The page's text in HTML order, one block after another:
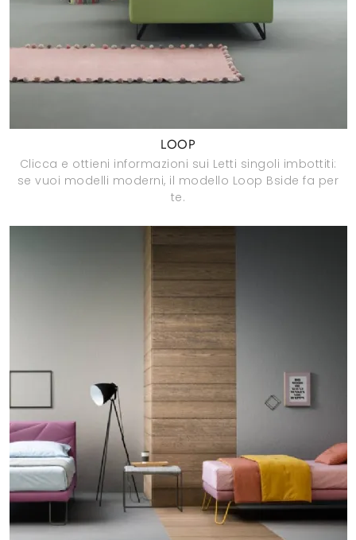
LOOP
Clicca e ottieni informazioni sui Letti singoli imbottiti:
se vuoi modelli moderni, il modello Loop Bside fa per
te.